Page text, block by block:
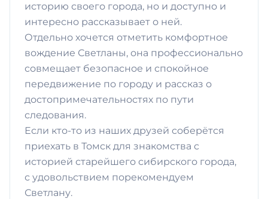
историю своего города, но и доступно и
интересно рассказывает о ней.
Отдельно хочется отметить комфортное
вождение Светланы, она профессионально
совмещает безопасное и спокойное
передвижение по городу и рассказ о
достопримечательностях по пути
следования.
Если кто-то из наших друзей соберётся
приехать в Томск для знакомства с
историей старейшего сибирского города,
с удовольствием порекомендуем
Светлану.